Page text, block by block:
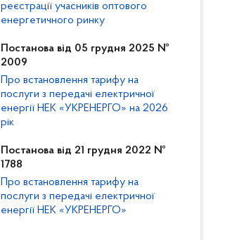
реєстрації учасників оптового
енергетичного ринку
Постанова від 05 грудня 2025 №
2009
Про встановлення тарифу на
послуги з передачі електричної
енергії НЕК «УКРЕНЕРГО» на 2026
рік
Постанова від 21 грудня 2022 №
1788
Про встановлення тарифу на
послуги з передачі електричної
енергії НЕК «УКРЕНЕРГО»